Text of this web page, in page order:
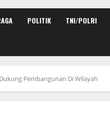
POLITIK TNI/POLRI
Pembangunan Di Wilayah